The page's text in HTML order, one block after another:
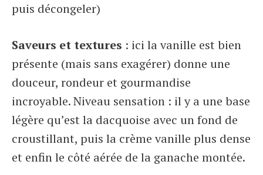
puis décongeler)
Saveurs et textures : ici la vanille est bien
présente (mais sans exagérer) donne une
douceur, rondeur et gourmandise
incroyable. Niveau sensation : il y a une base
légère qu’est la dacquoise avec un fond de
croustillant, puis la crème vanille plus dense
et enfin le côté aérée de la ganache montée.